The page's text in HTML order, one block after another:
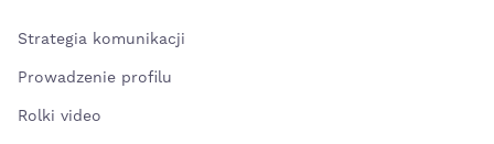
Strategia komunikacji
Prowadzenie profilu
Rolki video